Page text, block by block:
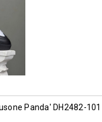
Panda' DH2482-101